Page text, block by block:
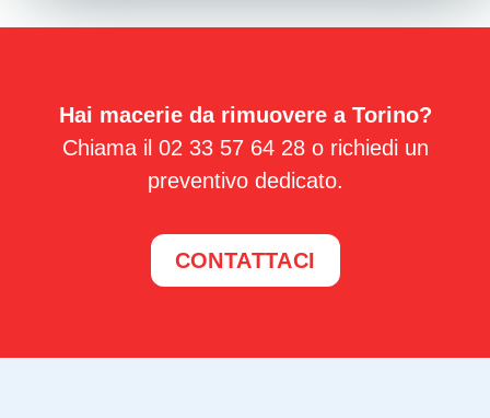
Hai macerie da rimuovere a Torino?
Chiama il 02 33 57 64 28 o richiedi un
preventivo dedicato.
CONTATTACI